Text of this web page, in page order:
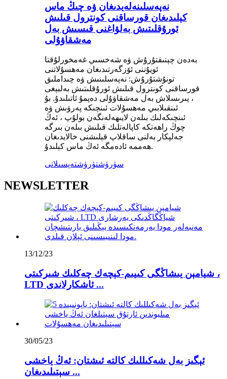
نەپەسلىنەلەيدىغان ۋە چىڭ ماس
كېلىدىغان قورساقنى كونترول قىلىش
ئورۇقلىتىش بەلۋاغنى قىسىش بەل
مەشقاۋۇلى
بەدەن چېنىقتۇرۇش ۋە شەخسىي غەمخورلۇقتا
ئويۇننى ئۆزگەرتىدىغان مەھسۇلاتنى
تونۇشتۇرۇش: نەپەسلىنىش ۋە چىداملىق
قورساقنى كونترول قىلىش ئورۇقلىتىش بەلبېغى
، پىرىسلاش بەل مەشقاۋۇلى دەپمۇ ئاتىلىدۇ. بۇ
ئىنقىلابىي مەھسۇلات ئىنچىكە پەرۋىش ۋە
ئىنچىكەلىك بىلەن لايىھەلەنگەن بولۇپ ، ئەڭ
چوڭ راھەتكە كاپالەتلىك قىلىش بىلەن بىرگە
جەلپكار بەلنى ساقلاپ قېلىشنى خالايدىغان
ھەممە ئادەمگە ئەڭ ماس كېلىدۇ.
سۈرۈشتۈرۈشتەپسىلاتى
NEWSLETTER
13/12/23
شيامېن يىشاڭگى كىيىم-كېچەك چەكلىك شىركىتى ،
LTD ئاشكارلاندى ...
30/05/23
ئېگىز بەل شەكىللىك كالتە ئىشتان: ئەڭ ياخشى
سېتىلىدىغان ...